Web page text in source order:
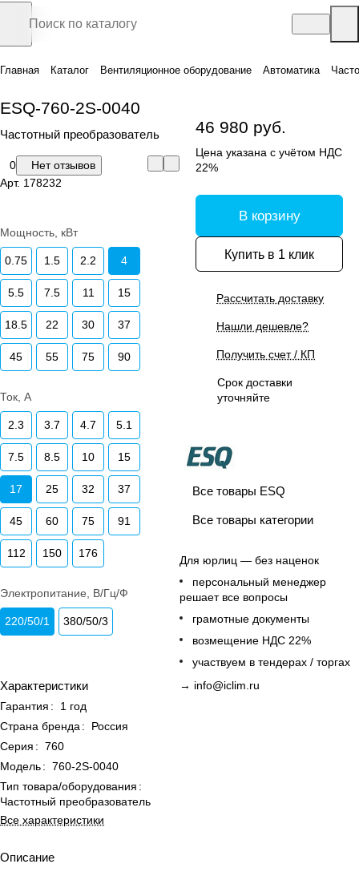
Главная Каталог Вентиляционное оборудование Автоматика
ESQ-760-2S-0040
Частотный преобразователь
0
Нет отзывов
Арт. 178232
Мощность, кВт
0.75 1.5 2.2 4
5.5 7.5 11 15
18.5 22 30 37
45 55 75 90
Ток, А
2.3 3.7 4.7 5.1
7.5 8.5 10 15
17 25 32 37
45 60 75 91
112 150 176
Электропитание, В/Гц/Ф
220/50/1 380/50/3
Характеристики
Гарантия :
1 год
Страна бренда :
Россия
Серия : 760
Модель: 760-2S-0040
Тип товара/оборудования :
Частотный преобразователь
Все характеристики
Описание
46 980 руб.
Цена указана с учётом НДС
22%
В корзину
Купить в 1 клик
Рассчитать доставку
Нашли дешевле?
Получить счет / КП
Срок доставки
уточняйте
Все товары ESQ
Все товары категории
Для юрлиц — без наценок
персональный менеджер
решает все вопросы
грамотные документы
возмещение НДС 22%
участвуем в тендерах / торгах
→ info@iclim.ru